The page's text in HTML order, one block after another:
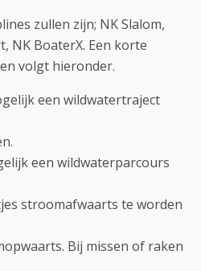
zullen zijn; NK Slalom,
NK BoaterX. Een korte
volgt hieronder.
een wildwatertraject
een wildwaterparcours
stroomafwaarts te worden
Bij missen of raken